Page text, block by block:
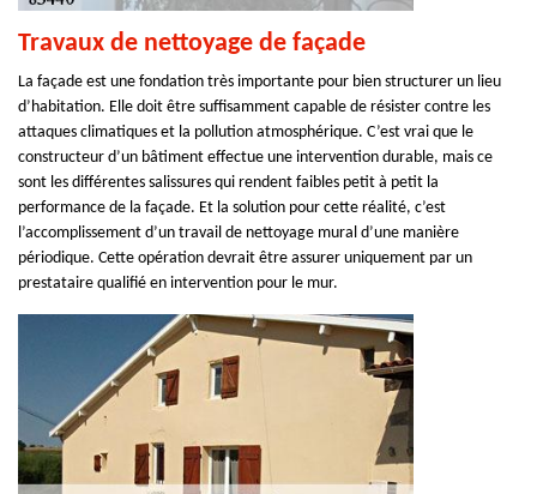
Travaux de nettoyage de façade
La façade est une fondation très importante pour bien structurer un lieu
d’habitation. Elle doit être suffisamment capable de résister contre les
attaques climatiques et la pollution atmosphérique. C’est vrai que le
constructeur d’un bâtiment effectue une intervention durable, mais ce
sont les différentes salissures qui rendent faibles petit à petit la
performance de la façade. Et la solution pour cette réalité, c’est
l’accomplissement d’un travail de nettoyage mural d’une manière
périodique. Cette opération devrait être assurer uniquement par un
prestataire qualifié en intervention pour le mur.